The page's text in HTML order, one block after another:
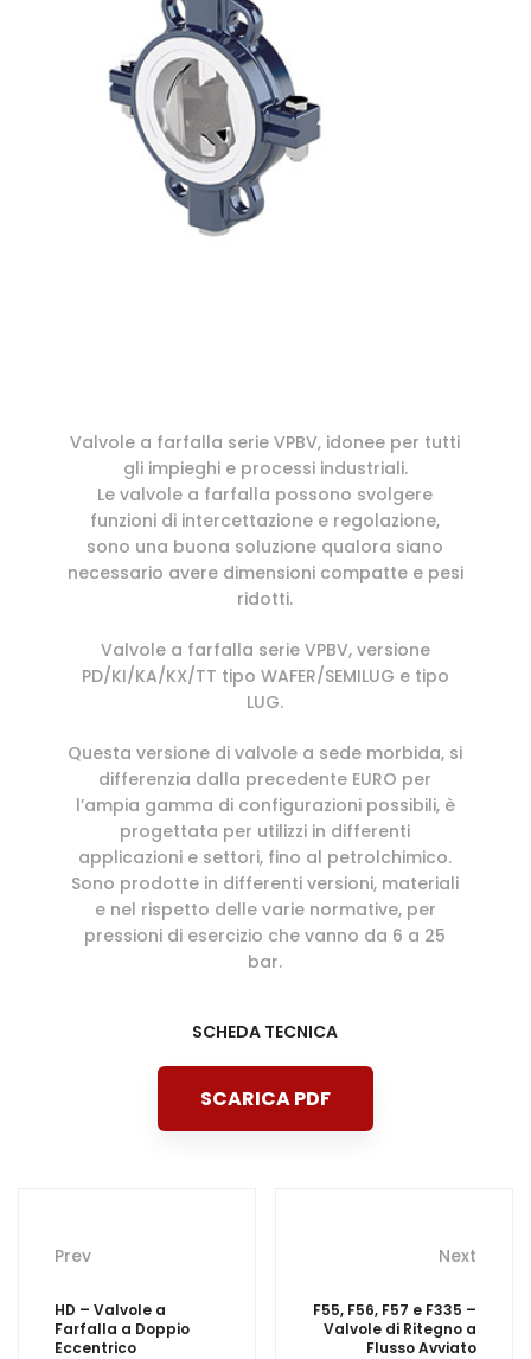
Valvole a farfalla serie VPBV, idonee per tutti
gli impieghi e processi industriali.
Le valvole a farfalla possono svolgere
funzioni di intercettazione e regolazione,
sono una buona soluzione qualora siano
necessario avere dimensioni compatte e pesi
ridotti.
Valvole a farfalla serie VPBV, versione
PD/KI/KA/KX/TT tipo WAFER/SEMILUG e tipo
LUG.
Questa versione di valvole a sede morbida, si
differenzia dalla precedente EURO per
l’ampia gamma di configurazioni possibili, è
progettata per utilizzi in differenti
applicazioni e settori, fino al petrolchimico.
Sono prodotte in differenti versioni, materiali
e nel rispetto delle varie normative, per
pressioni di esercizio che vanno da 6 a 25
bar.
SCHEDA TECNICA
SCARICA PDF
navigation
Prev
HD – Valvole a
Farfalla a Doppio
Eccentrico
Next
F55, F56, F57 e F335 –
Valvole di Ritegno a
Flusso Avviato